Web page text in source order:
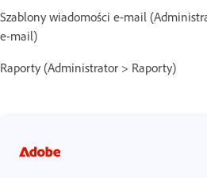
Szablony wiadomości e-mail
e-mail)
Raporty (Administrator > Raporty)